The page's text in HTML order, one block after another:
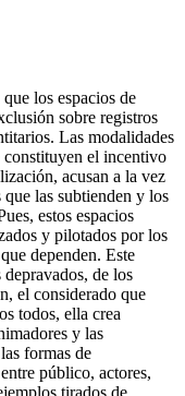
los espacios de
sobre registros
Las modalidades
constituyen el incentivo
acusan a la vez
las subtienden y los
estos espacios
y pilotados por los
dependen. Este
de los
el considerado que
todos, ella crea
y las
formas de
público, actores,